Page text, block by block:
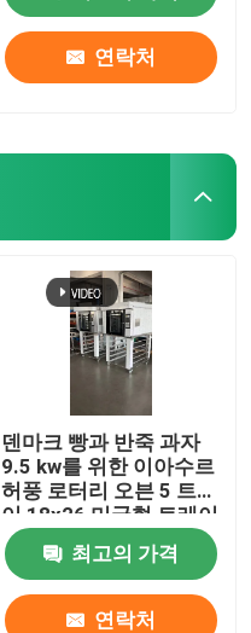
연락처
덴마크 빵과 반죽 과자
9.5 kw를 위한 이아수르
허풍 로터리 오븐 5 트레
이 18x26 미국형 트레이
최고의 가격
연락처